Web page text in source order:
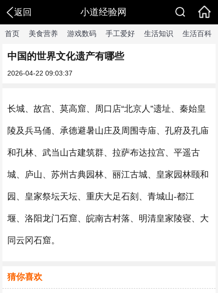
返回 小道经验网
首页 美食营养 游戏数码 手工爱好 生活知识 生活百科
中国的世界文化遗产有哪些
2026-04-22 09:03:37
长城、故宫、莫高窟、周口店“北京人”遗址、秦始皇
陵及兵马俑、承德避暑山庄及周围寺庙、孔府及孔庙
和孔林、武当山古建筑群、拉萨布达拉宫、平遥古
城、庐山、苏州古典园林、丽江古城、皇家园林颐和
园、皇家祭坛天坛、重庆大足石刻、青城山-都江
堰、洛阳龙门石窟、皖南古村落、明清皇家陵寝、大
同云冈石窟。
猜你喜欢